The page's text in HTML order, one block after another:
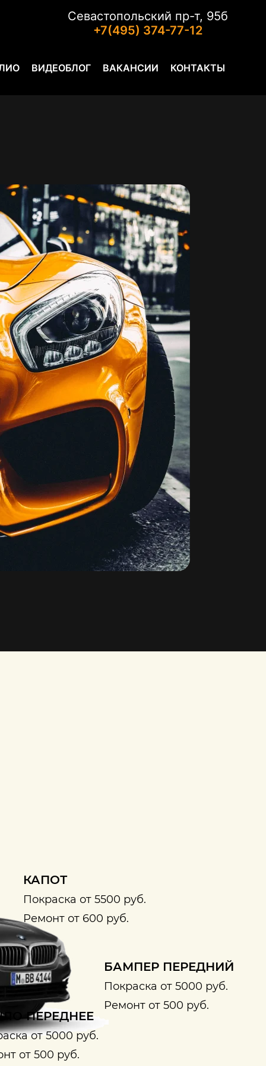
Севастопольский пр-т, 95б
+7(495) 374-77-12
ВИДЕОБЛОГ ВАКАНСИИ КОНТАКТЫ
КАПОТ
Покраска от 5500 руб.
Ремонт от 600 руб.
БАМПЕР ПЕРЕДНИЙ
Покраска от 5000 руб.
Ремонт от 500 руб.
ПЕРЕДНЕЕ
от 5000 руб.
от 500 руб.